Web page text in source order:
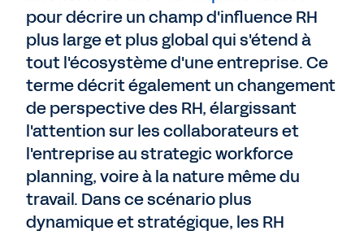
pour décrire un champ d'influence RH
plus large et plus global qui s'étend à
tout l'écosystème d'une entreprise. Ce
terme décrit également un changement
de perspective des RH, élargissant
l'attention sur les collaborateurs et
l'entreprise au strategic workforce
planning, voire à la nature même du
travail. Dans ce scénario plus
dynamique et stratégique, les RH